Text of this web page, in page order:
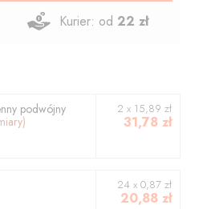
Kurier: od 22 zł
podwójny
2 x 15,89 zł
31,78zł
24 x 0,87 zł
20,88zł